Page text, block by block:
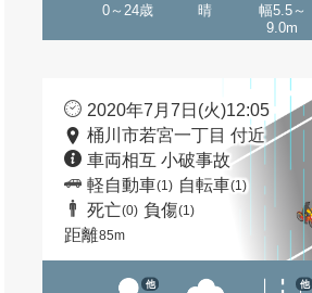
0～24歳 晴
幅5.5～
9.0m
2020年7月7日(火)12:05
桶川市若宮一丁目 付近
車両相互 小破事故
軽自動車(1) 自転車(1)
死亡(0) 負傷(1)
距離85m
他 他